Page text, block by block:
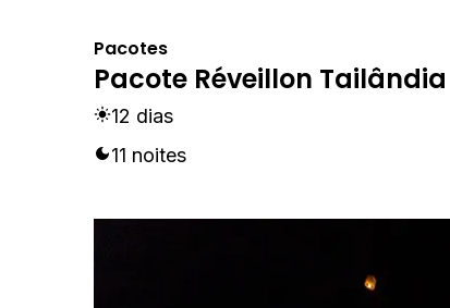
Pacotes
Pacote Réveillon Tailândia
12 dias
11 noites